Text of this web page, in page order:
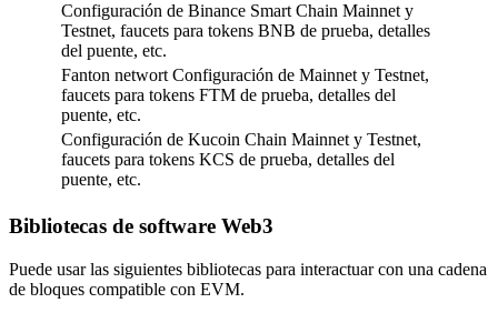
Configuración de Binance Smart Chain Mainnet y
Testnet, faucets para tokens BNB de prueba, detalles
del puente, etc.
Fanton networt Configuración de Mainnet y Testnet,
faucets para tokens FTM de prueba, detalles del
puente, etc.
Configuración de Kucoin Chain Mainnet y Testnet,
faucets para tokens KCS de prueba, detalles del
puente, etc.
Bibliotecas de software Web3
Puede usar las siguientes bibliotecas para interactuar con una cadena
de bloques compatible con EVM.